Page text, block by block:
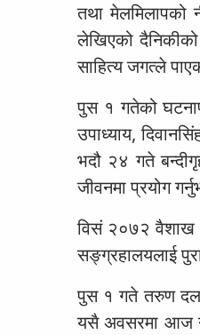
तथा मेलमिलापको
लेखिएको
साहित्य जगत्ले
पुस १ गतेको
उपाध्याय,
भदौ २४ गते
जीवनमा प्रयोग
विसं २०७२ वैशाख
सङ्ग्रहालयलाई
पुस १ गते तरुण
यसै अवसरमा आज